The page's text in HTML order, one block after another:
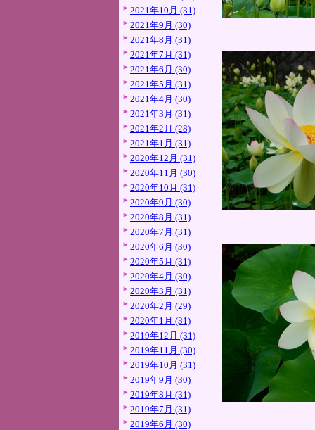
2021年10月 (31)
2021年9月 (30)
2021年8月 (31)
2021年7月 (31)
2021年6月 (30)
2021年5月 (31)
2021年4月 (30)
2021年3月 (31)
2021年2月 (28)
2021年1月 (31)
2020年12月 (31)
2020年11月 (30)
2020年10月 (31)
2020年9月 (30)
2020年8月 (31)
2020年7月 (31)
2020年6月 (30)
2020年5月 (31)
2020年4月 (30)
2020年3月 (31)
2020年2月 (29)
2020年1月 (31)
2019年12月 (31)
2019年11月 (30)
2019年10月 (31)
2019年9月 (30)
2019年8月 (31)
2019年7月 (31)
2019年6月 (30)